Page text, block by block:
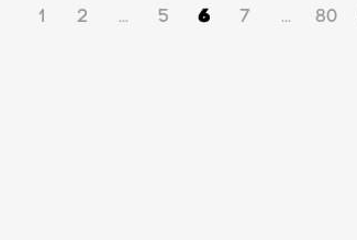
1 2 ... 5 6 7 ... 80